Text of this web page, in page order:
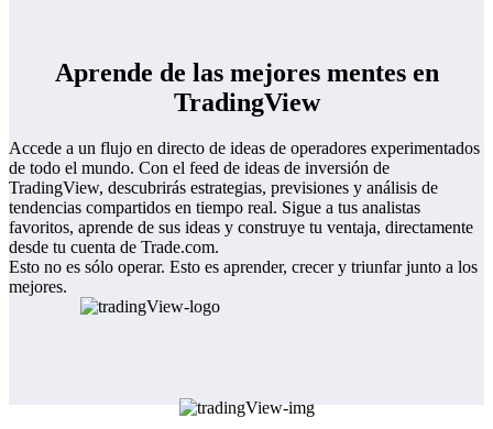
Aprende de las mejores mentesen
TradingView
Accede a un flujo en directo de ideas de operadores experimentados
de todo el mundo. Con el feed de ideas de inversión de
TradingView, descubrirás estrategias, previsiones y análisis de
tendencias compartidos en tiempo real. Sigue a tus analistas
favoritos, aprende de sus ideas y construye tu ventaja, directamente
desde tu cuenta de Trade.com.
Esto no es sólo operar. Esto es aprender, crecer y triunfar junto a los
mejores.